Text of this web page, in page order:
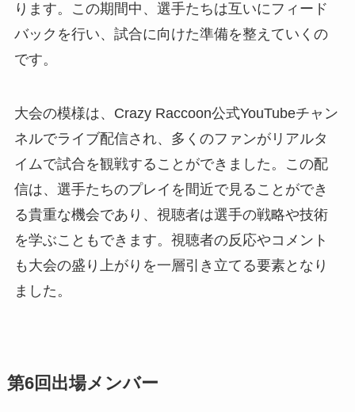
ります。この期間中、選手たちは互いにフィード
バックを行い、試合に向けた準備を整えていくの
です。
大会の模様は、Crazy Raccoon公式YouTubeチャン
ネルでライブ配信され、多くのファンがリアルタ
イムで試合を観戦することができました。この配
信は、選手たちのプレイを間近で見ることができ
る貴重な機会であり、視聴者は選手の戦略や技術
を学ぶこともできます。視聴者の反応やコメント
も大会の盛り上がりを一層引き立てる要素となり
ました。
第6回出場メンバー